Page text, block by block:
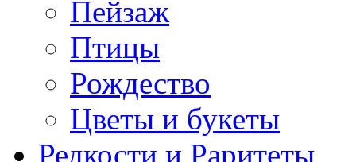
Пейзаж
Птицы
Рождество
Цветы и букеты
Редкости и Раритеты